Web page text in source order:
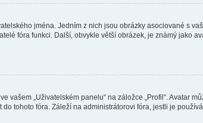
jména. Jedním z nich jsou obrázky asociované s
fóra funkci. Další, obvykle větší obrázek, je známý jako
vašem „Uživatelském panelu“ na záložce „Profil“. Avatar
tohoto fóra. Záleží na administrátorovi fóra, jestli je